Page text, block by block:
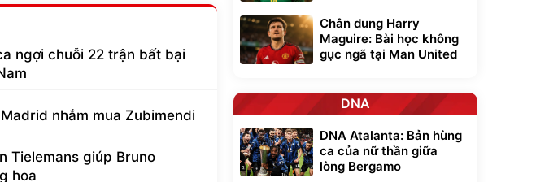
ngợi chuỗi 22 trận bất bại
nhắm mua Zubimendi
Tielemans giúp Bruno
hoa
Chân dung Harry
Maguire: Bài học không
gục ngã tại Man United
DNA
DNA Atalanta: Bản hùng
ca của nữ thần giữa
lòng Bergamo